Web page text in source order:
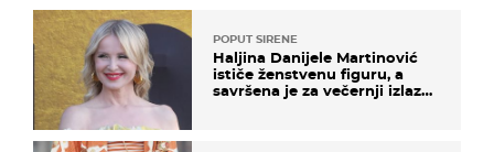
POPUT SIRENE
Haljina Danijele Martinović
ističe ženstvenu figuru, a
savršena je za večernji izlazak